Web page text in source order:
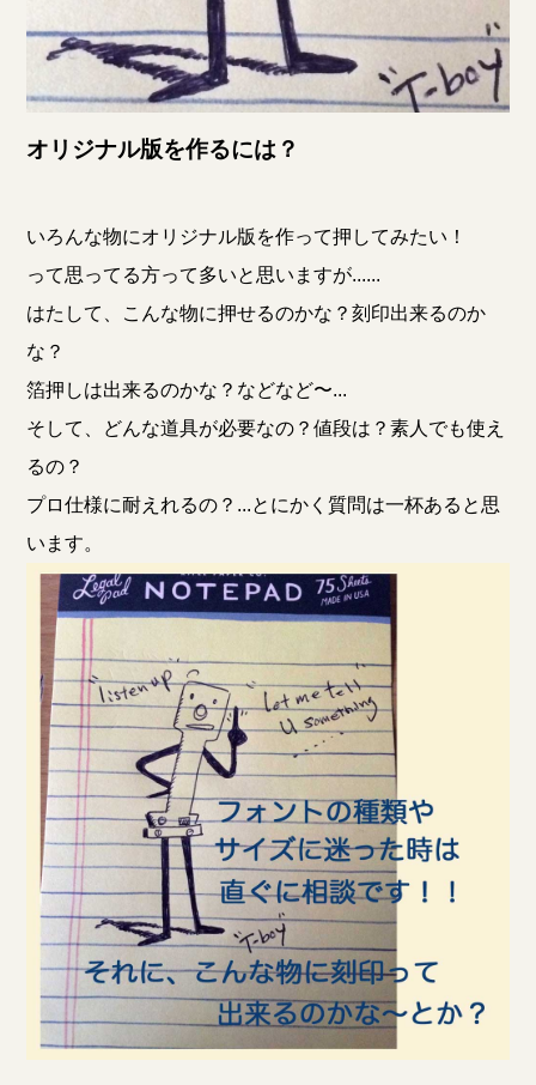
オリジナル版を作るには？
いろんな物にオリジナル版を作って押してみたい！
って思ってる方って多いと思いますが......
はたして、こんな物に押せるのかな？刻印出来るのか
な？
箔押しは出来るのかな？などなど〜...
そして、どんな道具が必要なの？値段は？素人でも使え
るの？
プロ仕様に耐えれるの？...とにかく質問は一杯あると思
います。